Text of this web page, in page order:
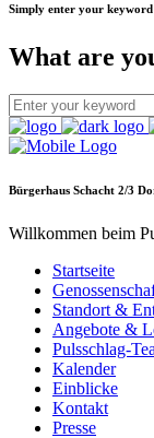
Simply enter your
What are
Bürgerhaus Schacht 2/3
Willkommen beim
Startseite
Standort &
Angebote &
Pulsschlag-
Kalender
Einblicke
Kontakt
Presse